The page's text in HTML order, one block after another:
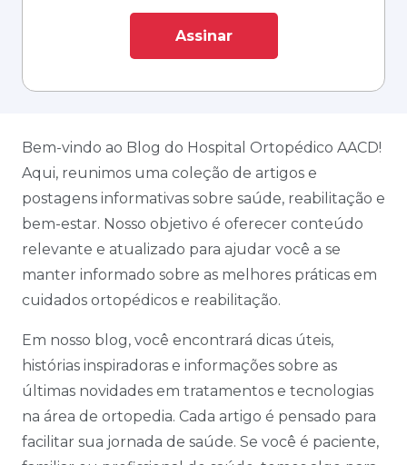
Assinar
Bem-vindo ao Blog do Hospital Ortopédico AACD!
Aqui, reunimos uma coleção de artigos e
postagens informativas sobre saúde, reabilitação e
bem-estar. Nosso objetivo é oferecer conteúdo
relevante e atualizado para ajudar você a se
manter informado sobre as melhores práticas em
cuidados ortopédicos e reabilitação.
Em nosso blog, você encontrará dicas úteis,
histórias inspiradoras e informações sobre as
últimas novidades em tratamentos e tecnologias
na área de ortopedia. Cada artigo é pensado para
facilitar sua jornada de saúde. Se você é paciente,